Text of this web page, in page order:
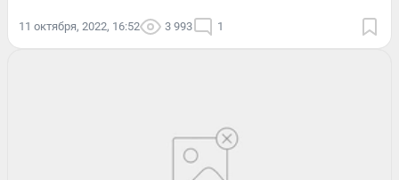
11 октября, 2022, 16:52 3 993 1